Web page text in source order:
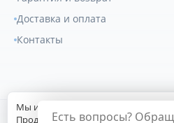
Есть вопросы?
Доставка и оплата
Контакты
© 2007-2026Геркулес Трак.
Мы используем файлы cookie для
Продолжая пользоваться сайтом,